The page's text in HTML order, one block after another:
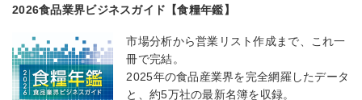
2026食品業界ビジネスガイド【食糧年鑑】
市場分析から営業リスト作成まで、これ一
冊で完結。
2025年の食品産業界を完全網羅したデータ
と、約5万社の最新名簿を収録。